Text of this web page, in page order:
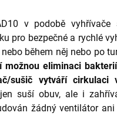
v podobě vyhřívače
pro bezpečné a rychlé
během něj nebo po
možnou eliminaci bakterií
sušič vytváří cirkulaci
suší obuv, ale i
žádný ventilátor